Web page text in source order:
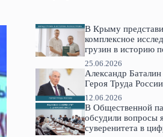
В Крыму
комплексное
грузин в историю
25.06.2026
Александр Баталин
Героя Труда России
12.06.2026
В Общественной
обсудили вопросы
суверенитета в